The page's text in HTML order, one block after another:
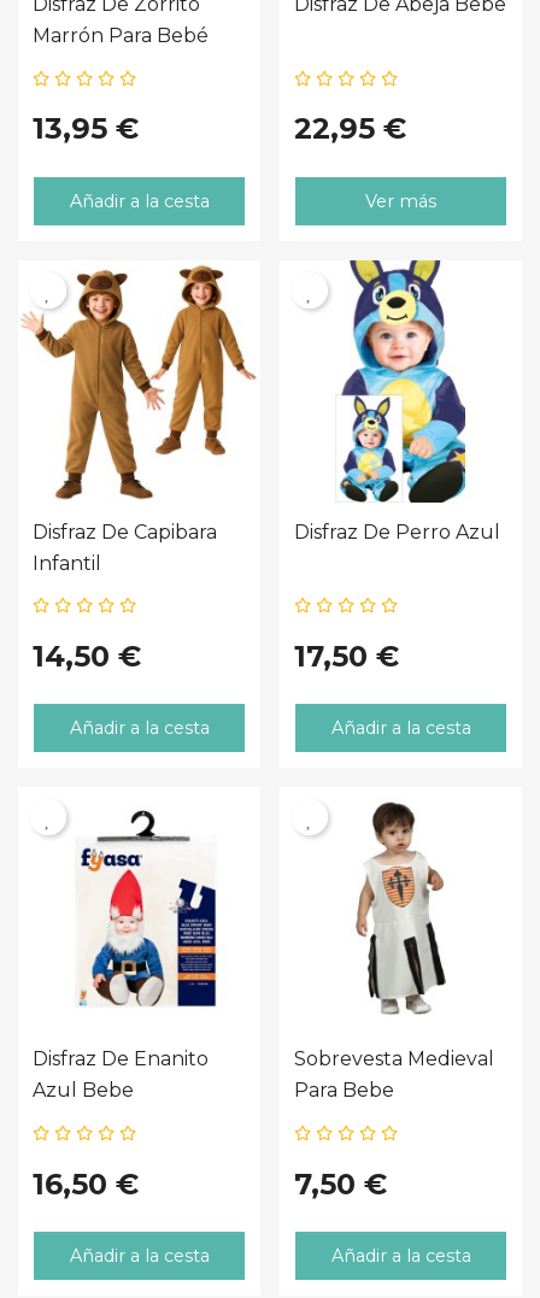
Marrón Para Bebé
13,95 €
Añadir a la cesta
22,95 €
Ver más
Disfraz De Capibara
Infantil
14,50 €
Añadir a la cesta
Disfraz De Perro Azul
17,50 €
Añadir a la cesta
Disfraz De Enanito
Azul Bebe
16,50 €
Añadir a la cesta
Sobrevesta Medieval
Para Bebe
7,50 €
Añadir a la cesta